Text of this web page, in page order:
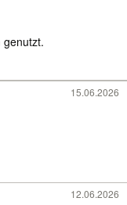
genutzt.
15.06.2026
12.06.2026